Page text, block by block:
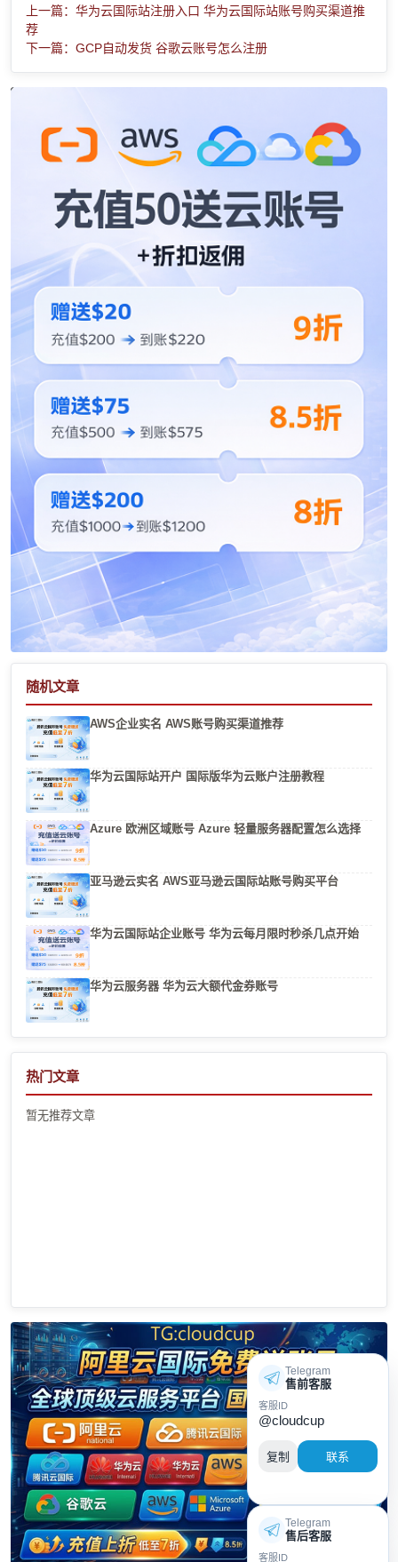
上一篇：华为云国际站注册入口 华为云国际站账号购买渠道推
荐
下一篇：GCP自动发货 谷歌云账号怎么注册
随机文章
AWS企业实名 AWS账号购买渠道推荐
华为云国际站开户 国际版华为云账户注册教程
Azure 欧洲区域账号 Azure 轻量服务器配置怎么选择
亚马逊云实名 AWS亚马逊云国际站账号购买平台
华为云国际站企业账号 华为云每月限时秒杀几点开始
华为云服务器 华为云大额代金券账号
热门文章
暂无推荐文章
Telegram
售前客服
客服ID
@cloudcup
复制 联系
Telegram
售后客服
客服ID